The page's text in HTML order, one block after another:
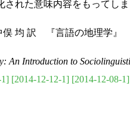
れた意味内容をもってしま
均 訳 『言語の地理学』
An Introduction to
1] [2014-12-12-1] [2014-12-08-1]